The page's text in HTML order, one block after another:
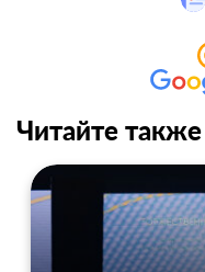
Читайте также